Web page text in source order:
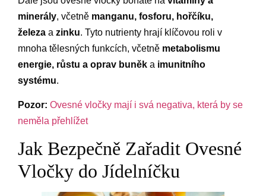
minerály, včetně manganu, fosforu, hořčíku,
železa a zinku. Tyto nutrienty hrají klíčovou roli v
mnoha tělesných funkcích, včetně metabolismu
energie, růstu a oprav buněk a imunitního
systému.
Pozor: Ovesné vločky mají i svá negativa, která by se
neměla přehlížet
Jak Bezpečně Zařadit Ovesné
Vločky do Jídelníčku